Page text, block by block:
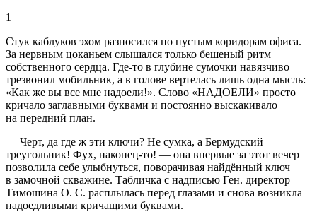
1
Стук каблуков эхом разносился по пустым коридорам офиса.
За нервным цоканьем слышался только бешеный ритм
собственного сердца. Где-то в глубине сумочки навязчиво
трезвонил мобильник, а в голове вертелась лишь одна мысль:
«Как же вы все мне надоели!». Слово «НАДОЕЛИ» просто
кричало заглавными буквами и постоянно выскакивало
на передний план.
— Черт, да где ж эти ключи? Не сумка, а Бермудский
треугольник! Фух, наконец-то! — она впервые за этот вечер
позволила себе улыбнуться, поворачивая найдённый ключ
в замочной скважине. Табличка с надписью Ген. директор
Тимошина О. С. расплылась перед глазами и снова возникла
надоедливыми кричащими буквами.